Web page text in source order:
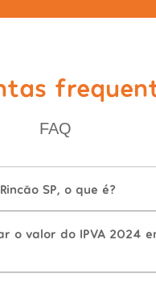
FAQ
SP, o que é?
o valor do IPVA 2024